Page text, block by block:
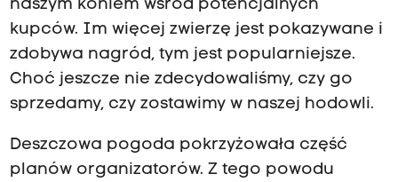
naszym koniem wśród potencjalnych
kupców. Im więcej zwierzę jest pokazywane i
zdobywa nagród, tym jest popularniejsze.
Choć jeszcze nie zdecydowaliśmy, czy go
sprzedamy, czy zostawimy w naszej hodowli.
Deszczowa pogoda pokrzyżowała część
planów organizatorów. Z tego powodu